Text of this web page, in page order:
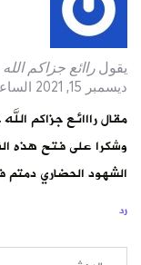
يقول راائع جزاكم
ديسمبر 15, 2021 الساعة 8:21 ص
مقال رااائع جزاكم
وشكرا على فتح هذه
الشهود الحضاري دمتم
رد